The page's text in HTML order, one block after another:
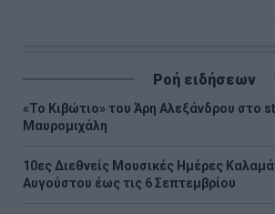
Ροή ειδήσεων
«Το Κιβώτιο» του Άρη Αλεξάνδρου στο
Μαυρομιχάλη
10ες Διεθνείς Μουσικές Ημέρες
Αυγούστου έως τις 6 Σεπτεμβρίου